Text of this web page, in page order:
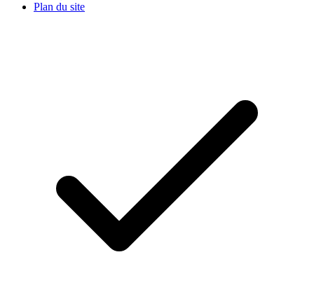
Plan du site